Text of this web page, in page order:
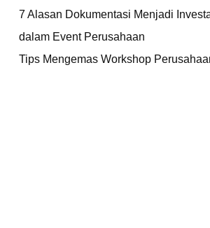
7 Alasan Dokumentasi Menjadi
dalam Event Perusahaan
Tips Mengemas Workshop